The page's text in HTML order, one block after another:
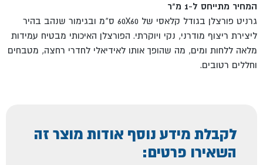
המחיר מתייחס ל-1 מ"ר
גרניט פורצלן בגודל קלאסי של 60X60 ס"מ ובגימור שנהב בהיר
ליצירת ריצוף מודרני, נקי ויוקרתי. הפורצלן האיכותי מבטיח עמידות
מלאה ללחות ומים, מה שהופך אותו לאידיאלי לחדרי רחצה, מטבחים
וחללים רטובים.
לקבלת מידע נוסף אודות מוצר זה
השאירו פרטים: